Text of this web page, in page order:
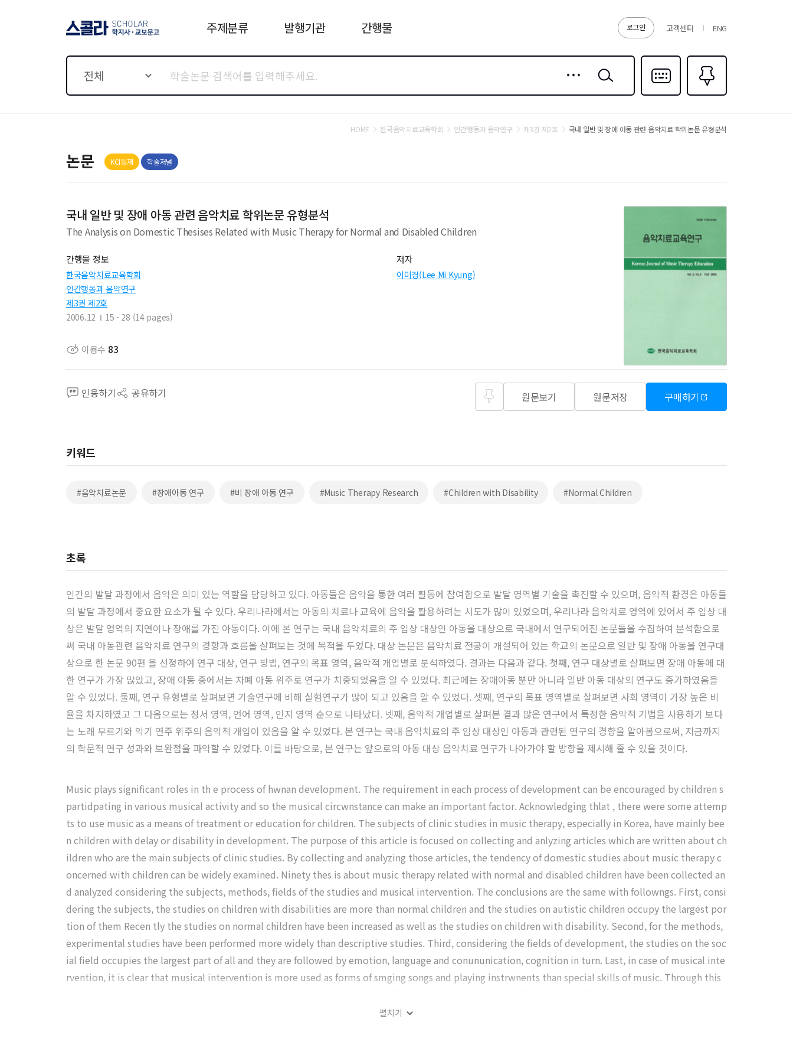
로그인 고객센터 ENG
주제분류 발행기관 간행물
전체
검색
다국어입력
즐겨찾기0
HOME 한국음악치료교육학회 인간행동과 음악연구 제3권 제2호 국내 일반 및 장애 아동 관련 음악치료 학위논문 유형분석
논문 KCI등재 학술저널
국내 일반 및 장애 아동 관련 음악치료 학위논문 유형분석
The Analysis on Domestic Thesises Related with Music Therapy for Normal and Disabled Children
간행물 정보
한국음악치료교육학회
인간행동과 음악연구
제3권 제2호
2006.12
15 - 28 (14 pages)
저자
이미경(Lee Mi Kyung)
이용수 83
인용하기 공유하기 원문보기 원문저장 구매하기
키워드
#음악치료논문 #장애아동 연구 #비 장애 아동 연구 #Music Therapy Research #Children with Disability #Normal Children
초록
인간의 발달 과정에서 음악은 의미 있는 역할을 담당하고 있다. 아동들은 음악을 통한 여러 활동에 참여함으로 발달 영역별 기술을 촉진할 수 있으며, 음악적 환경은 아동들
의 발달 과정에서 중요한 요소가 될 수 있다. 우리나라에서는 아동의 치료나 교육에 음악을 활용하려는 시도가 많이 있었으며, 우리나라 음악치료 영역에 있어서 주 임상 대
상은 발달 영역의 지연이나 장애를 가진 아동이다. 이에 본 연구는 국내 음악치료의 주 임상 대상인 아동을 대상으로 국내에서 연구되어진 논문들을 수집하여 분석함으로
써 국내 아동관련 음악치료 연구의 경향과 흐름을 살펴보는 것에 목적을 두었다. 대상 논문은 음악치료 전공이 개설되어 있는 학교의 논문으로 일반 및 장애 아동을 연구대
상으로 한 논문 90편 을 선정하여 연구 대상, 연구 방법, 연구의 목표 영역, 음악적 개업별로 분석하였다. 결과는 다음과 같다. 첫째, 연구 대상별로 살펴보면 장애 아동에 대
한 연구가 가장 많았고, 장애 아동 중에서는 자폐 아동 위주로 연구가 치중되었음을 알 수 있었다. 최근에는 장애아동 뿐만 아니라 일반 아동 대상의 연구도 증가하였음을
알 수 있었다. 둘째, 연구 유형별로 살펴보면 기술연구에 비해 실험연구가 많이 되고 있음을 알 수 있었다. 셋째, 연구의 목표 영역별로 살펴보면 사회 영역이 가장 높은 비
율을 차지하였고 그 다음으로는 정서 영역, 언어 영역, 인지 영역 순으로 나타났다. 넷째, 음악적 개업별로 살펴본 결과 많은 연구에서 특정한 음악적 기법을 사용하기 보다
는 노래 부르기와 악기 연주 위주의 음악적 개입이 있음을 알 수 있었다. 본 연구는 국내 음익치료의 주 임상 대상인 아동과 관련된 연구의 경향을 알아봄으로써, 지금까지
의 학문적 연구 성과와 보완점을 파악할 수 있었다. 이를 바탕으로, 본 연구는 앞으로의 아동 대상 음악치료 연구가 나아가야 할 방향을 제시해 줄 수 있을 것이다.
Music plays significant roles in th e process of hwnan development. The requirement in each process of development can be encouraged by children s
partidpating in various musical activity and so the musical circwnstance can make an important factor. Acknowledging thlat , there were some attemp
ts to use music as a means of treatment or education for children. The subjects of clinic studies in music therapy, especially in Korea, have mainly bee
n children with delay or disability in development. The purpose of this article is focused on collecting and anlyzing articles which are written about ch
ildren who are the main subjects of clinic studies. By collecting and analyzing those articles, the tendency of domestic studies about music therapy c
oncerned with children can be widely examined. Ninety thes is about music therapy related with normal and disabled children have been collected an
d analyzed considering the subjects, methods, fields of the studies and musical intervention. The conclusions are the same with followngs. First, consi
dering the subjects, the studies on children with disabilities are more than normal children and the studies on autistic children occupy the largest por
tion of them Recen tly the studies on normal children have been increased as well as the studies on children with disability. Second, for the methods,
experimental studies have been performed more widely than descriptive studies. Third, considering the fields of development, the studies on the soc
ial field occupies the largest part of all and they are followed by emotion, language and conununication, cognition in turn. Last, in case of musical inte
rvention, it is clear that musical intervention is more used as forms of smging songs and playing instrwnents than special skills of music. Through this
펼치기